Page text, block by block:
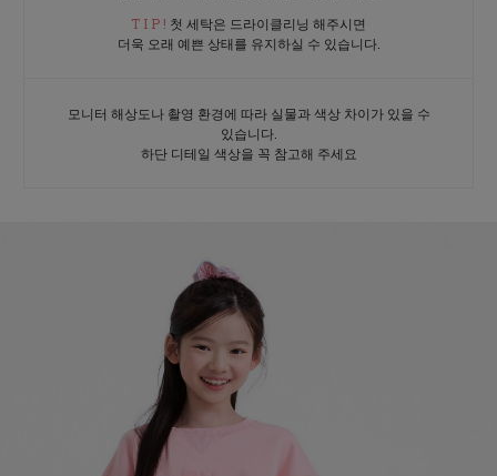
T I P ! 첫 세탁은 드라이클리닝 해주시면
더욱 오래 예쁜 상태를 유지하실 수 있습니다.
모니터 해상도나 촬영 환경에 따라 실물과 색상 차이가 있을 수
있습니다.
하단 디테일 색상을 꼭 참고해 주세요